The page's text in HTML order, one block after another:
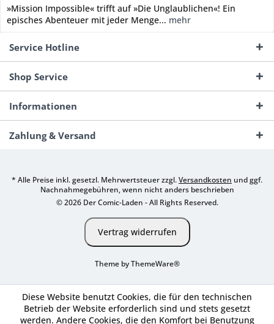
»Mission Impossible« trifft auf »Die Unglaublichen«! Ein
episches Abenteuer mit jeder Menge... mehr
Service Hotline
Shop Service
Informationen
Zahlung & Versand
* Alle Preise inkl. gesetzl. Mehrwertsteuer zzgl.Versandkosten und ggf.
Nachnahmegebühren, wenn nicht anders beschrieben
© 2026 Der Comic-Laden - All Rights Reserved.
Vertrag widerrufen
Theme byThemeWare®
Diese Website benutzt Cookies, die für den technischen
Betrieb der Website erforderlich sind und stets gesetzt
werden. Andere Cookies, die den Komfort bei Benutzung